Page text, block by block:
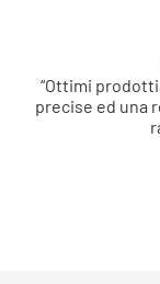
“Ottimi
precise ed una